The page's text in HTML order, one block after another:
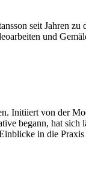
seit Jahren zu
und
Initiiert von der
begann, hat sich
in die